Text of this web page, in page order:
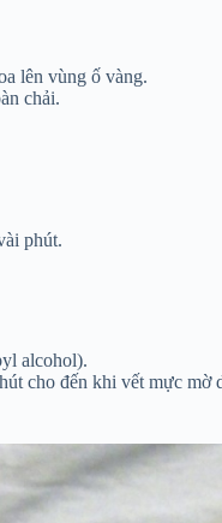
lên vùng ố vàng.
chải.
phút.
alcohol).
cho đến khi vết mực mờ